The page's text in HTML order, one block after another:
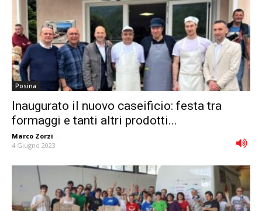
Posina
Inaugurato il nuovo caseificio: festa tra
formaggi e tanti altri prodotti...
Marco Zorzi -
4 Giugno 2023